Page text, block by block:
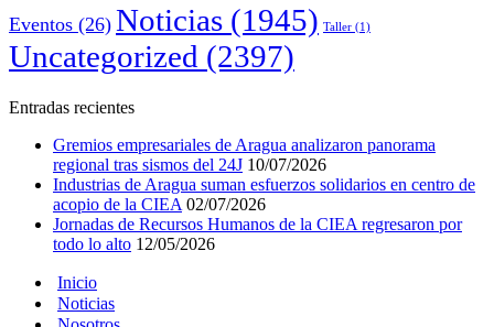
Eventos (26) Noticias (1945) Taller (1)
Uncategorized (2397)
Entradas recientes
Gremios empresariales de Aragua analizaron panorama
regional tras sismos del 24J 10/07/2026
Industrias de Aragua suman esfuerzos solidarios en centro de
acopio de la CIEA 02/07/2026
Jornadas de Recursos Humanos de la CIEA regresaron por
todo lo alto 12/05/2026
Inicio
Noticias